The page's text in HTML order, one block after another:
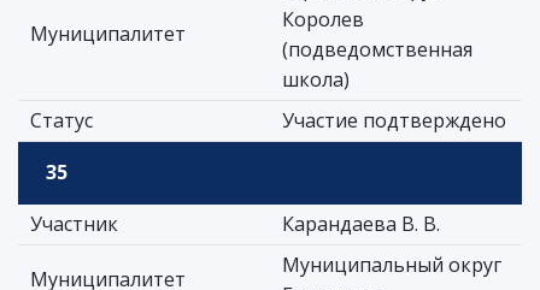
Муниципалитет
Королев
(подведомственная
школа)
Статус
Участие подтверждено
35
Участник
Карандаева В. В.
Муниципалитет
Муниципальный округ